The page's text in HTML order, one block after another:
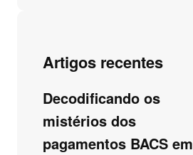
Artigos recentes
Decodificando os
mistérios dos
pagamentos BACS em